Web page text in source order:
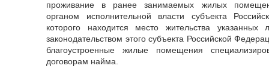
проживание в ранее занимаемых жилых
органом исполнительной власти субъекта
которого находится место жительства
законодательством этого субъекта Российской
благоустроенные жилые помещения
договорам найма.